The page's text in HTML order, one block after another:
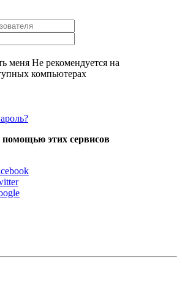
меня Не рекомендуется на
компьютерах
помощью этих сервисов